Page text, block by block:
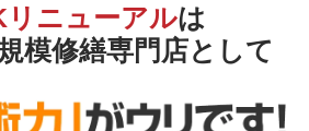
リニューアルは
模修繕専門店として